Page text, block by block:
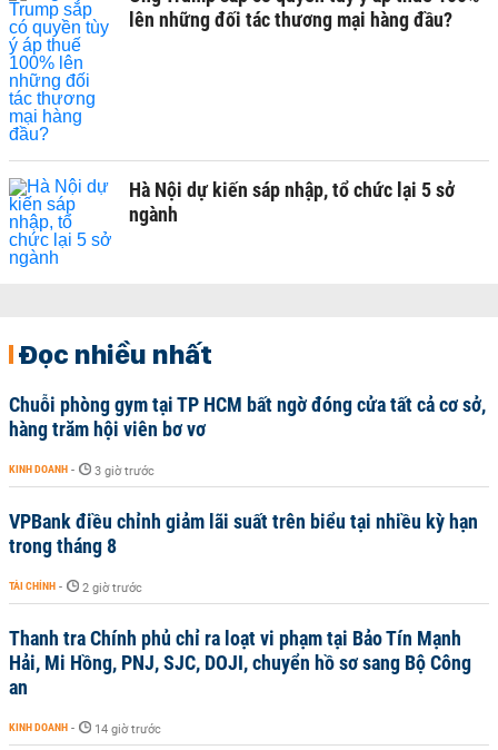
lên những đối tác thương mại hàng đầu?
Hà Nội dự kiến sáp nhập, tổ chức lại 5 sở
ngành
Đọc nhiều nhất
Chuỗi phòng gym tại TP HCM bất ngờ đóng cửa tất cả cơ sở,
hàng trăm hội viên bơ vơ
KINH DOANH - 3 giờ trước
VPBank điều chỉnh giảm lãi suất trên biểu tại nhiều kỳ hạn
trong tháng 8
TÀI CHÍNH - 2 giờ trước
Thanh tra Chính phủ chỉ ra loạt vi phạm tại Bảo Tín Mạnh
Hải, Mi Hồng, PNJ, SJC, DOJI, chuyển hồ sơ sang Bộ Công
an
KINH DOANH - 14 giờ trước